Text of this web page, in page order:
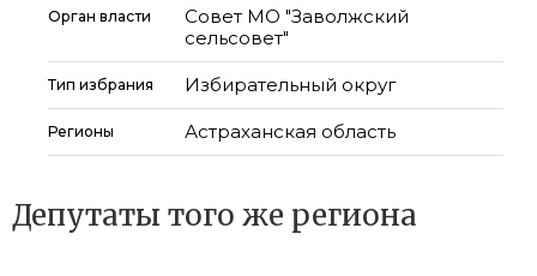
Орган власти
Совет МО "Заволжский
сельсовет"
Тип избрания Избирательный округ
Регионы Астраханская область
Депутаты того же региона